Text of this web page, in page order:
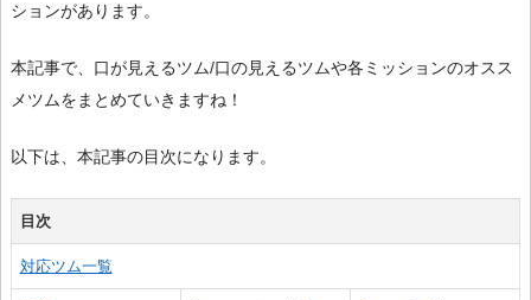
ションがあります。
本記事で、口が見えるツム/口の見えるツムや各ミッションのオスス
メツムをまとめていきますね！
以下は、本記事の目次になります。
目次
対応ツム一覧